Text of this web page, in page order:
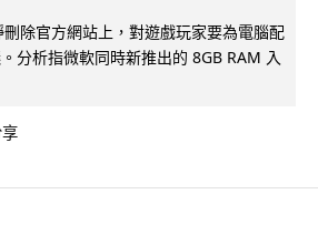
除官方網站上，對遊戲玩家要為電腦配
分析指微軟同時新推出的 8GB RAM 入